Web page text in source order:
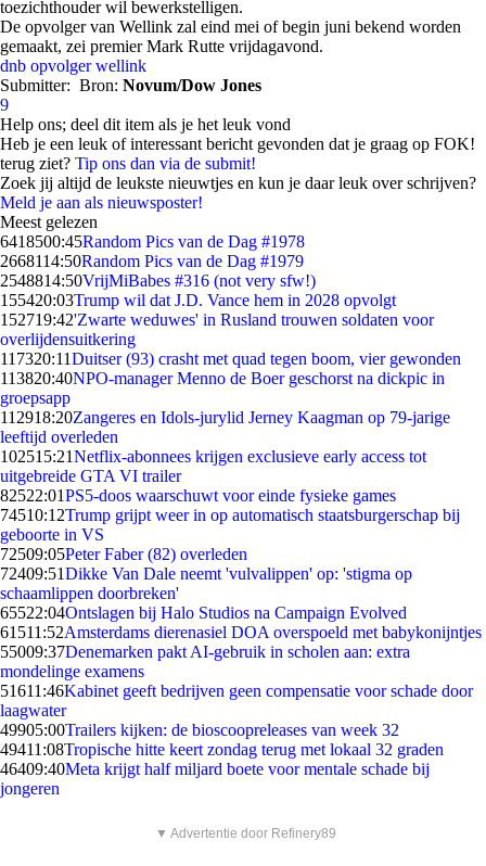
toezichthouder wil bewerkstelligen.
De opvolger van Wellink zal eind mei of begin juni bekend worden
gemaakt, zei premier Mark Rutte vrijdagavond.
dnb opvolger wellink
Submitter: Bron: Novum/Dow Jones
9
Help ons; deel dit item als je het leuk vond
Heb je een leuk of interessant bericht gevonden dat je graag op FOK!
terug ziet? Tip ons dan via de submit!
Zoek jij altijd de leukste nieuwtjes en kun je daar leuk over schrijven?
Meld je aan als nieuwsposter!
Meest gelezen
6418500:45Random Pics van de Dag #1978
2668114:50Random Pics van de Dag #1979
2548814:50VrijMiBabes #316 (not very sfw!)
155420:03Trump wil dat J.D. Vance hem in 2028 opvolgt
152719:42'Zwarte weduwes' in Rusland trouwen soldaten voor
overlijdensuitkering
117320:11Duitser (93) crasht met quad tegen boom, vier gewonden
113820:40NPO-manager Menno de Boer geschorst na dickpic in
groepsapp
112918:20Zangeres en Idols-jurylid Jerney Kaagman op 79-jarige
leeftijd overleden
102515:21Netflix-abonnees krijgen exclusieve early access tot
uitgebreide GTA VI trailer
82522:01PS5-doos waarschuwt voor einde fysieke games
74510:12Trump grijpt weer in op automatisch staatsburgerschap bij
geboorte in VS
72509:05Peter Faber (82) overleden
72409:51Dikke Van Dale neemt 'vulvalippen' op: 'stigma op
schaamlippen doorbreken'
65522:04Ontslagen bij Halo Studios na Campaign Evolved
61511:52Amsterdams dierenasiel DOA overspoeld met babykonijntjes
55009:37Denemarken pakt AI-gebruik in scholen aan: extra
mondelinge examens
51611:46Kabinet geeft bedrijven geen compensatie voor schade door
laagwater
49905:00Trailers kijken: de bioscoopreleases van week 32
49411:08Tropische hitte keert zondag terug met lokaal 32 graden
46409:40Meta krijgt half miljard boete voor mentale schade bij
jongeren
▼ Advertentie door Refinery89